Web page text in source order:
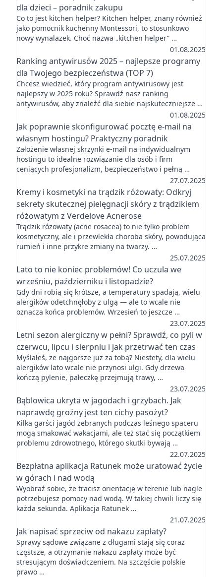
dla dzieci – poradnik zakupu
Co to jest kitchen helper? Kitchen helper, znany również
jako pomocnik kuchenny Montessori, to stosunkowo
nowy wynalazek. Choć nazwa „kitchen helper” …
01.08.2025
Ranking antywirusów 2025 – najlepsze programy
dla Twojego bezpieczeństwa (TOP 7)
Chcesz wiedzieć, który program antywirusowy jest
najlepszy w 2025 roku? Sprawdź nasz ranking
antywirusów, aby znaleźć dla siebie najskuteczniejsze …
01.08.2025
Jak poprawnie skonfigurować pocztę e-mail na
własnym hostingu? Praktyczny poradnik
Założenie własnej skrzynki e-mail na indywidualnym
hostingu to idealne rozwiązanie dla osób i firm
ceniących profesjonalizm, bezpieczeństwo i pełną …
27.07.2025
Kremy i kosmetyki na trądzik różowaty: Odkryj
sekrety skutecznej pielęgnacji skóry z trądzikiem
różowatym z Verdelove Acnerose
Trądzik różowaty (acne rosacea) to nie tylko problem
kosmetyczny, ale i przewlekła choroba skóry, powodująca
rumień i inne przykre zmiany na twarzy. …
25.07.2025
Lato to nie koniec problemów! Co uczula we
wrześniu, październiku i listopadzie?
Gdy dni robią się krótsze, a temperatury spadają, wielu
alergików odetchnęłoby z ulgą — ale to wcale nie
oznacza końca problemów. Wrzesień to jeszcze …
23.07.2025
Letni sezon alergiczny w pełni? Sprawdź, co pyli w
czerwcu, lipcu i sierpniu i jak przetrwać ten czas
Myślałeś, że najgorsze już za tobą? Niestety, dla wielu
alergików lato wcale nie przynosi ulgi. Gdy drzewa
kończą pylenie, pałeczkę przejmują trawy, …
23.07.2025
Bąblowica ukryta w jagodach i grzybach. Jak
naprawdę groźny jest ten cichy pasożyt?
Kilka garści jagód zebranych podczas leśnego spaceru
mogą smakować wakacjami, ale też stać się początkiem
problemu zdrowotnego, którego skutki bywają …
22.07.2025
Bezpłatna aplikacja Ratunek może uratować życie
w górach i nad wodą
Wyobraź sobie, że tracisz orientację w terenie lub nagle
potrzebujesz pomocy nad wodą. W takiej chwili liczy się
każda sekunda. Aplikacja Ratunek …
21.07.2025
Jak napisać sprzeciw od nakazu zapłaty?
Sprawy sądowe związane z długami stają się coraz
częstsze, a otrzymanie nakazu zapłaty może być
stresującym doświadczeniem. Na szczęście polskie
prawo …